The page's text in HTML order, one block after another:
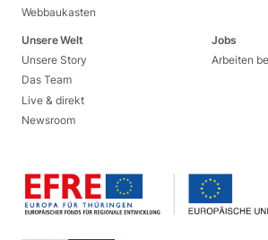
Webbaukasten
Unsere Welt
Unsere Story
Das Team
Live & direkt
Newsroom
Jobs
Arbeiten